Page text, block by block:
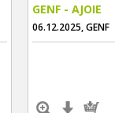
GENF - AJOIE
06.12.2025, GENF